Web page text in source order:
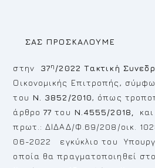
ΣΑΣ ΠΡΟΣΚΑΛΟΥΜΕ
στην 37η /2022 Τακτική
Οικονομικής Επιτροπής,
του Ν. 3852/2010, όπως
άρθρο77του Ν.4555/2018,
πρωτ.: ΔΙΔΑΔ/Φ.69/208/οικ.
06-2022 εγκύκλιο του
οποία θα πραγματοποιηθεί στο